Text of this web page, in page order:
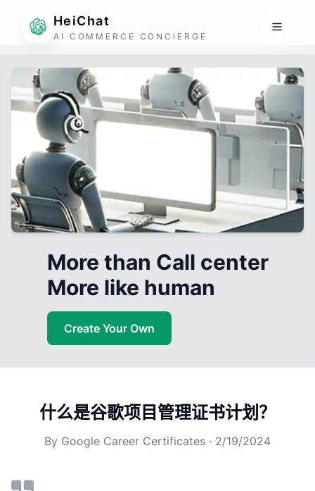
HeiChat
AI COMMERCE CONCIERGE
More than Call center
More like human
Create Your Own
什么是谷歌项目管理证书计划？
By Google Career Certificates · 2/19/2024